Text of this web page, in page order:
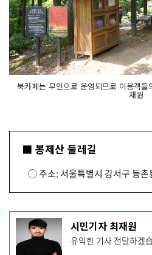
북카페는 무인으로 운영되므로 이용객
재원
■ 봉제산 둘레길
◯ 주소: 서울특별시 강서구 등촌
기
사
작
시민기자 최재원
유익한 기사 전달하겠